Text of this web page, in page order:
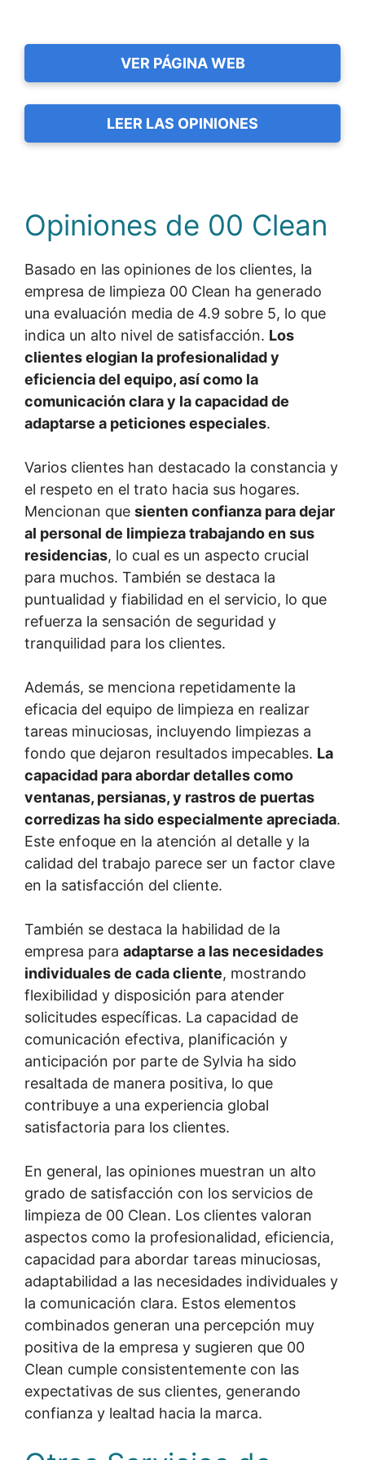
VER PÁGINA WEB
LEER LAS OPINIONES
Opiniones de 00 Clean
Basado en las opiniones de los clientes, la
empresa de limpieza 00 Clean ha generado
una evaluación media de 4.9 sobre 5, lo que
indica un alto nivel de satisfacción. Los
clientes elogian la profesionalidad y
eficiencia del equipo, así como la
comunicación clara y la capacidad de
adaptarse a peticiones especiales.
Varios clientes han destacado la constancia y
el respeto en el trato hacia sus hogares.
Mencionan que sienten confianza para dejar
al personal de limpieza trabajando en sus
residencias, lo cual es un aspecto crucial
para muchos. También se destaca la
puntualidad y fiabilidad en el servicio, lo que
refuerza la sensación de seguridad y
tranquilidad para los clientes.
Además, se menciona repetidamente la
eficacia del equipo de limpieza en realizar
tareas minuciosas, incluyendo limpiezas a
fondo que dejaron resultados impecables. La
capacidad para abordar detalles como
ventanas, persianas, y rastros de puertas
corredizas ha sido especialmente apreciada.
Este enfoque en la atención al detalle y la
calidad del trabajo parece ser un factor clave
en la satisfacción del cliente.
También se destaca la habilidad de la
empresa para adaptarse a las necesidades
individuales de cada cliente, mostrando
flexibilidad y disposición para atender
solicitudes específicas. La capacidad de
comunicación efectiva, planificación y
anticipación por parte de Sylvia ha sido
resaltada de manera positiva, lo que
contribuye a una experiencia global
satisfactoria para los clientes.
En general, las opiniones muestran un alto
grado de satisfacción con los servicios de
limpieza de 00 Clean. Los clientes valoran
aspectos como la profesionalidad, eficiencia,
capacidad para abordar tareas minuciosas,
adaptabilidad a las necesidades individuales y
la comunicación clara. Estos elementos
combinados generan una percepción muy
positiva de la empresa y sugieren que 00
Clean cumple consistentemente con las
expectativas de sus clientes, generando
confianza y lealtad hacia la marca.